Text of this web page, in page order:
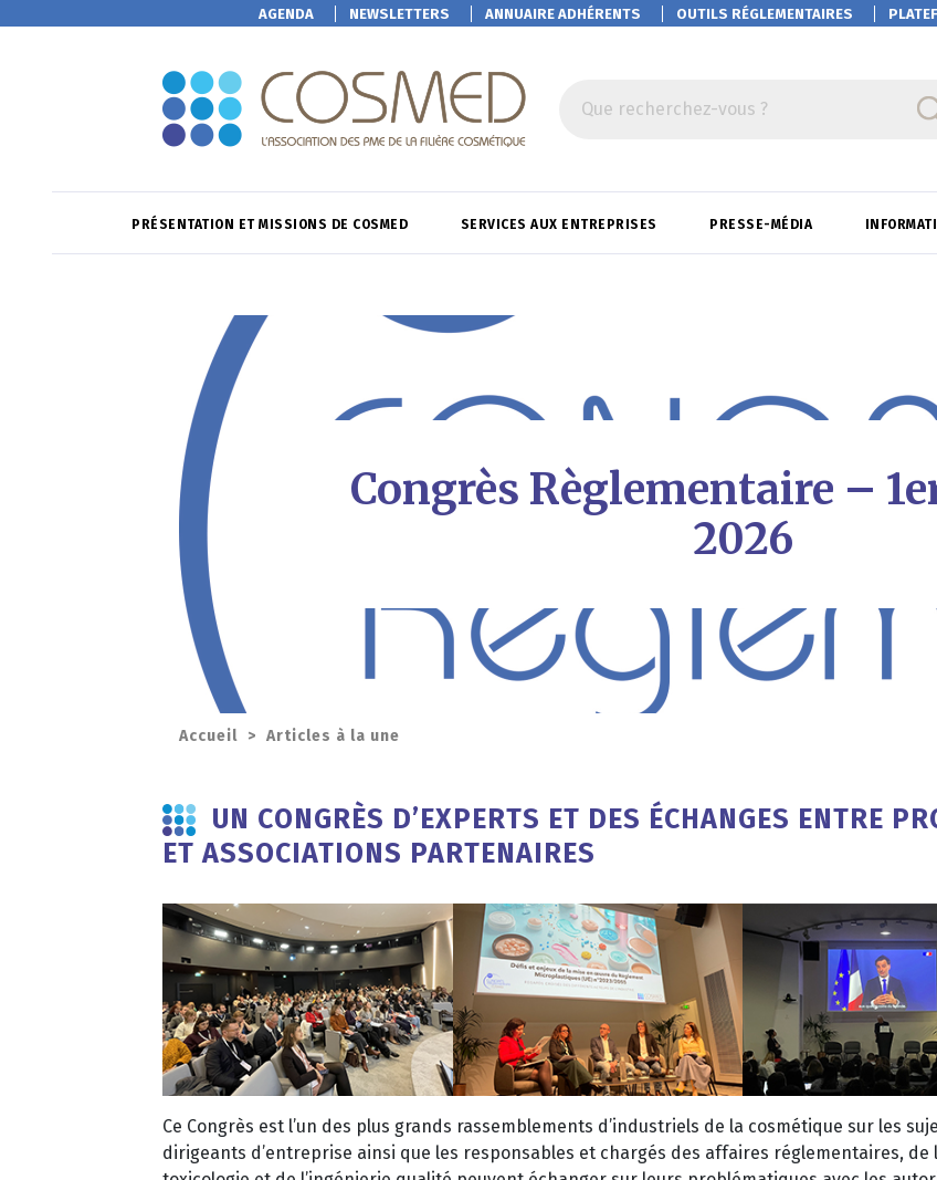
AGENDA NEWSLETTERS ANNUAIRE ADHÉRENTS OUTILS RÉGLEMENTAIRES
Que recherchez-vous ?
PRÉSENTATION ET MISSIONS DE COSMED SERVICES AUX ENTREPRISES PRESSE-MÉDIA
Congrès Règlementaire –
2026
Accueil > Articles à la une
UN CONGRÈS D’EXPERTS ET DES ÉCHANGES ENTRE
ET ASSOCIATIONS PARTENAIRES
Ce Congrès est l’un des plus grands rassemblements d’industriels de la cosmétique sur les
dirigeants d’entreprise ainsi que les responsables et chargés des affaires réglementaires,